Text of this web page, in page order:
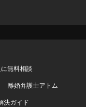
無料相談
離婚弁護士アトム
決ガイド